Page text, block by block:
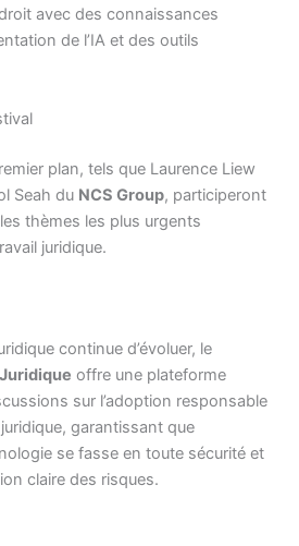
avec des connaissances
de l’IA et des outils
plan, tels que Laurence Liew
Seah du NCS Group, participeront
thèmes les plus urgents
juridique.
continue d’évoluer, le
offre une plateforme
sur l’adoption responsable
garantissant que
se fasse en toute sécurité et
claire des risques.